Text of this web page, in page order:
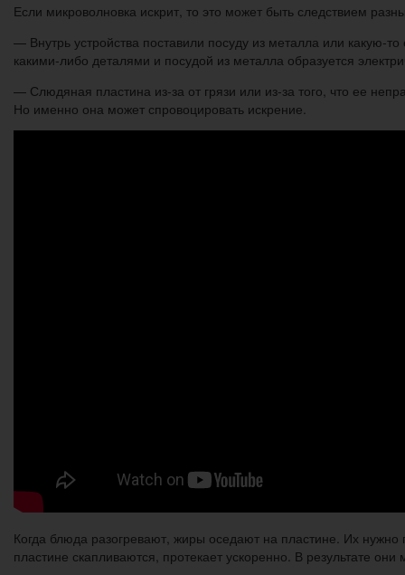
Если микроволновка искрит, то это может быть следствием
— Внутрь устройства поставили посуду из металла или какую-
какими-либо деталями и посудой из металла образуется
— Слюдяная пластина из-за от грязи или из-за того, что ее
Но именно она может спровоцировать искрение.
Когда блюда разогревают, жиры оседают на пластине. Их нужно
пластине скапливаются, протекает ускоренно. В результате